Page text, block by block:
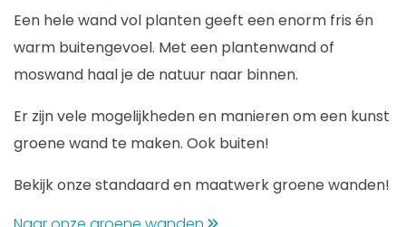
Een hele wand vol planten geeft een enorm fris én
warm buitengevoel. Met een plantenwand of
moswand haal je de natuur naar binnen.
Er zijn vele mogelijkheden en manieren om een kunst
groene wand te maken. Ook buiten!
Bekijk onze standaard en maatwerk groene wanden!